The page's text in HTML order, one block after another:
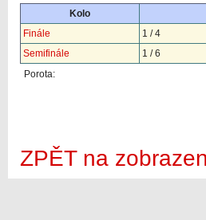
Kolo
Finále
1 / 4
Semifinále
1 / 6
Porota:
ZPĚT na